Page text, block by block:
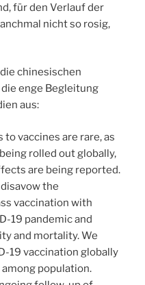
für den Verlauf der
nicht so rosig,
chinesischen
enge Begleitung
aus:
vaccines are rare, as
rolled out globally,
are being reported.
the
vaccination with
19 pandemic and
and mortality. We
19 vaccination globally
population.